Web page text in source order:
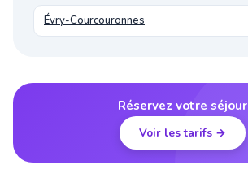
Évry-Courcouronnes
Réservez votre séjour
Voir les tarifs →